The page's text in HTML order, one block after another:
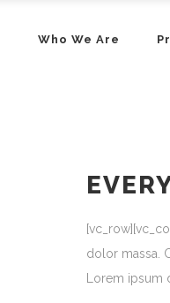
Who We Are
dolor massa.
Lorem